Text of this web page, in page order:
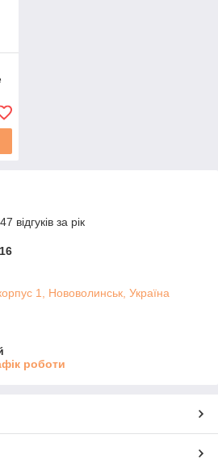
відгуків за рік
1, Нововолинськ, Україна
роботи